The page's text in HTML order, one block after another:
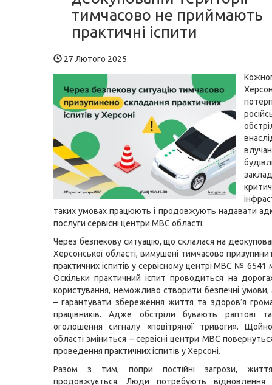
тимчасово не приймають
практичні іспити
27 Лютого 2025
таких умовах працюють і продовжують надавати
послуги сервісні центри МВС області.
Через безпекову ситуацію, що склалася на
Херсонської області, вимушені тимчасово
практичних іспитів у сервісному центрі МВС № 6541
Оскільки практичний іспит проводиться на
користування, неможливо створити безпечні умови,
– гарантувати збереження життя та здоров’я
працівників. Адже обстріли бувають раптові
оголошення сигналу «повітряної тривоги».
області зміниться – сервісні центри МВС
проведення практичних іспитів у Херсоні.
Разом з тим, попри постійні загрози,
продовжується. Люди потребують відновлення